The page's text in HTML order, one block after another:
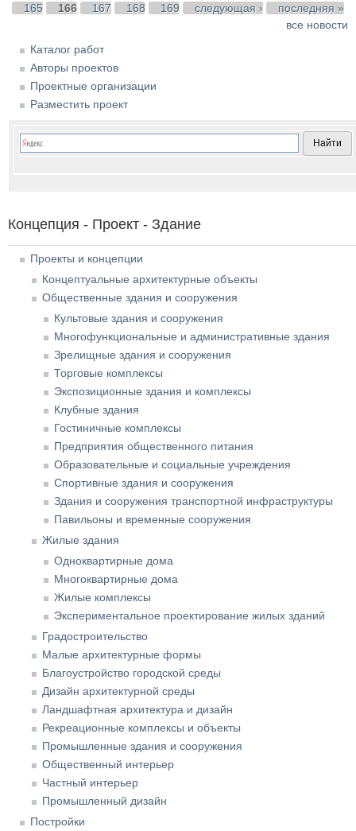
165
166 167 168 169 следующая ›
последняя »
все новости
Каталог работ
Авторы проектов
Проектные организации
Разместить проект
Концепция - Проект - Здание
Проекты и концепции
Концептуальные архитектурные объекты
Общественные здания и сооружения
Культовые здания и сооружения
Многофункциональные и административные здания
Зрелищные здания и сооружения
Торговые комплексы
Экспозиционные здания и комплексы
Клубные здания
Гостиничные комплексы
Предприятия общественного питания
Образовательные и социальные учреждения
Спортивные здания и сооружения
Здания и сооружения транспортной инфраструктуры
Павильоны и временные сооружения
Жилые здания
Одноквартирные дома
Многоквартирные дома
Жилые комплексы
Экспериментальное проектирование жилых зданий
Градостроительство
Малые архитектурные формы
Благоустройство городской среды
Дизайн архитектурной среды
Ландшафтная архитектура и дизайн
Рекреационные комплексы и объекты
Промышленные здания и сооружения
Общественный интерьер
Частный интерьер
Промышленный дизайн
Постройки